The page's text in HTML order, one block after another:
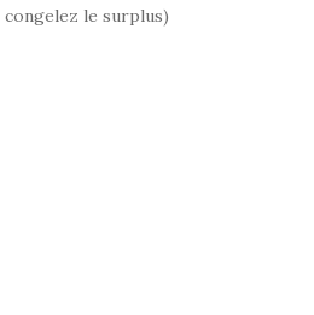
le surplus)